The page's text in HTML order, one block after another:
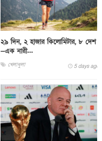
২৯ দিন, ২ হাজার কিলোমিটার, ৮ দেশ
—এক নারী...
খেলাধুলা 5 days ago